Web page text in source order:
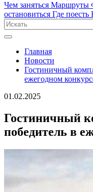
Чем заняться Маршруты
остановиться Где поесть
Главная
Новости
Гостиничный
ежегодном
01.02.2025
Гостиничный
победитель в